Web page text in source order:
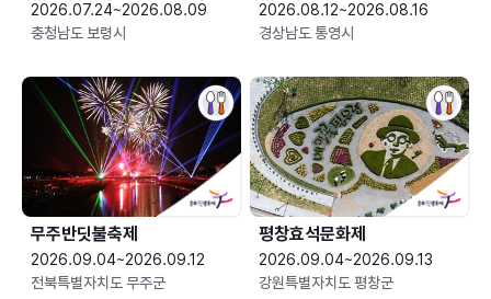
2026.07.24~2026.08.09
충청남도 보령시
2026.08.12~2026.08.16
경상남도 통영시
무주반딧불축제
2026.09.04~2026.09.12
전북특별자치도 무주군
평창효석문화제
2026.09.04~2026.09.13
강원특별자치도 평창군